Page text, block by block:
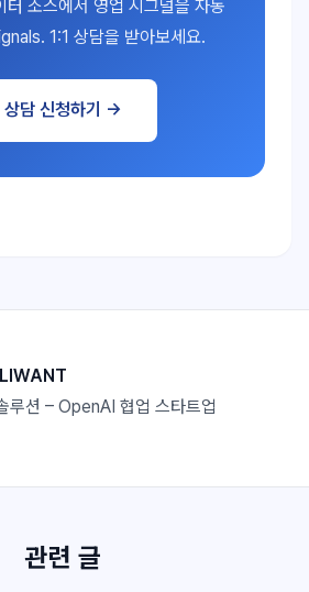
소스에서 영업 시그널을 자동
1:1 상담을 받아보세요.
상담 신청하기 →
루션 – OpenAI 협업 스타트업
관련 글